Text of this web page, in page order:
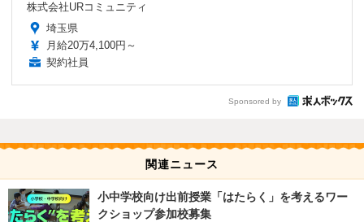
株式会社URコミュニティ
埼玉県
月給20万4,100円～
契約社員
Sponsored by
関連ニュース
小中学校向け出前授業「はたらく」を考えるワー
クショップ参加校募集